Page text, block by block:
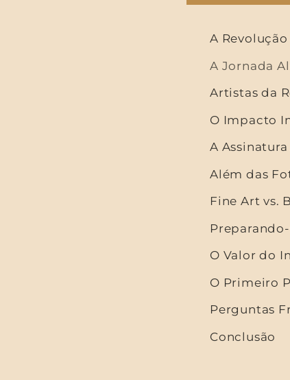
A
A Jornada
Artistas da
O Impacto
A
Além das
Fine Art vs.
O Valor do
O Primeiro
Perguntas
Conclusão